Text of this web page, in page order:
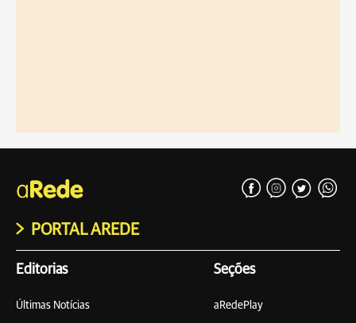
PORTAL AREDE
Editorias
Últimas Notícias
Seções
aRedePlay